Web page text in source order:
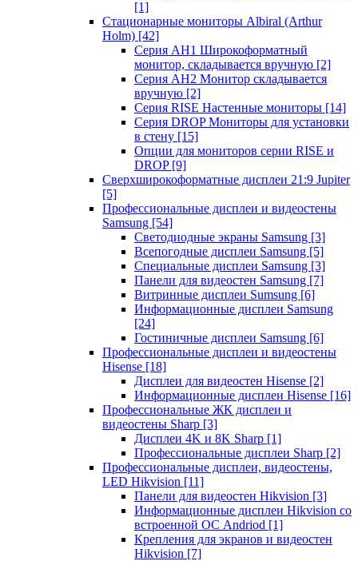
[1]
Стационарные мониторы Albiral (Arthur
Holm) [42]
Серия AH1 Широкоформатный
монитор, складывается вручную [2]
Серия AH2 Монитор складывается
вручную [2]
Серия RISE Настенные мониторы [14]
Серия DROP Мониторы для установки
в стену [15]
Опции для мониторов серии RISE и
DROP [9]
Сверхширокоформатные дисплеи 21:9 Jupiter
[5]
Профессиональные дисплеи и видеостены
Samsung [54]
Светодиодные экраны Samsung [3]
Всепогодные дисплеи Samsung [5]
Специальные дисплеи Samsung [3]
Панели для видеостен Samsung [7]
Витринные дисплеи Sumsung [6]
Информационные дисплеи Samsung
[24]
Гостиничные дисплеи Samsung [6]
Профессиональные дисплеи и видеостены
Hisense [18]
Дисплеи для видеостен Hisense [2]
Информационные дисплеи Hisense [16]
Профессиональные ЖК дисплеи и
видеостены Sharp [3]
Дисплеи 4K и 8K Sharp [1]
Профессиональные дисплеи Sharp [2]
Профессиональные дисплеи, видеостены,
LED Hikvision [11]
Панели для видеостен Hikvision [3]
Информационные дисплеи Hikvision со
встроенной ОС Andriod [1]
Крепления для экранов и видеостен
Hikvision [7]